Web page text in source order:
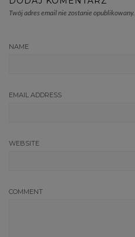
Twój adres email nie zostanie opublikowany.
NAME
EMAIL ADDRESS
WEBSITE
COMMENT